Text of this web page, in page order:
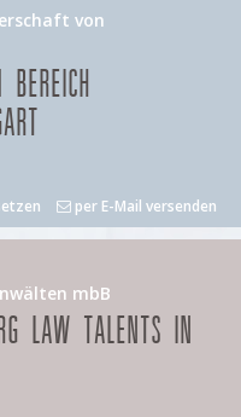
von
per E-Mail versenden
mbB
LAW TALENTS IN